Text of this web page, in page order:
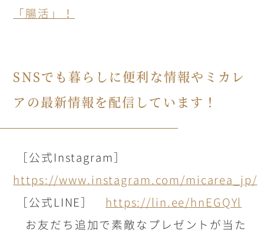
「腸活」！
SNSでも暮らしに便利な情報やミカレ
アの最新情報を配信しています！
［公式Instagram］
https://www.instagram.com/micarea_jp/
［公式LINE］ https://lin.ee/hnEGQYl
お友だち追加で素敵なプレゼントが当た